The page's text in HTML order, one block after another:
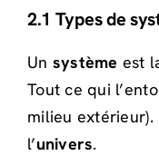
2.1 Types de
Un système est
Tout ce qui
milieu
l’univers.